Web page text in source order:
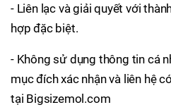
- Liên lạc và giải quyết với
hợp đặc biệt.
- Không sử dụng thông tin cá
mục đích xác nhận và liên hệ
tại Bigsizemol.com